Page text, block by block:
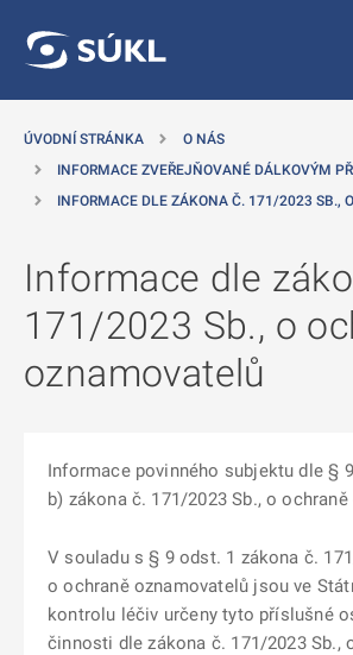
ÚVODNÍ STRÁNKA
O NÁS
INFORMACE ZVEŘEJŇOVANÉ DÁLKOVÝM
INFORMACE DLE ZÁKONA Č. 171/2023 SB.,
Informace dle
171/2023 Sb., o
oznamovatelů
Informace povinného subjektu dle §
b) zákona č. 171/2023 Sb., o
V souladu s § 9 odst. 1 zákona č.
o ochraně oznamovatelů jsou ve
kontrolu léčiv určeny tyto příslušné
činnosti dle zákona č. 171/2023 Sb.,